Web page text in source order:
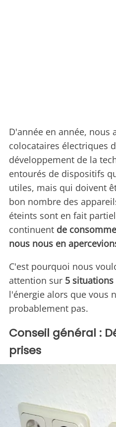
D'année en année, nous
colocataires électriques
développement de la
entourés de dispositifs
utiles, mais qui doivent
bon nombre des
éteints sont en fait
continuent de
nous nous en
C'est pourquoi nous
attention sur 5 situations
l'énergie alors que vous
probablement pas.
Conseil général :
prises